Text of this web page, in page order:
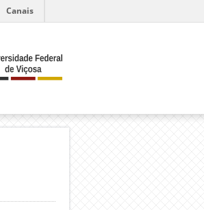
Canais